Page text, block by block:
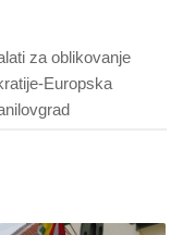
za oblikovanje
Europska